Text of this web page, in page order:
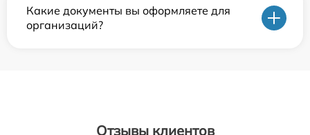
Какие документы вы оформляете для
организаций?
Отзывы клиентов